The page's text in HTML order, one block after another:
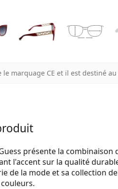
marquage CE et il est destiné
présente la combinaison
l'accent sur la qualité
de la mode et sa collection